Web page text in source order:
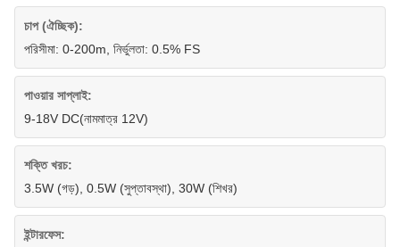
চাপ (ঐচ্ছিক):
পরিসীমা: 0-200m, নির্ভুলতা: 0.5% FS
পাওয়ার সাপ্লাই:
9-18V DC(নামমাত্র 12V)
শক্তি খরচ:
3.5W (গড়), 0.5W (সুপ্তাবস্থা), 30W (শিখর)
ইন্টারফেস: